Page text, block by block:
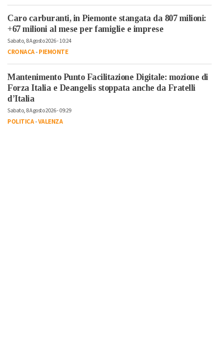
Caro carburanti, in Piemonte stangata da 807 milioni:
+67 milioni al mese per famiglie e imprese
Sabato, 8 Agosto 2026 - 10:24
CRONACA-PIEMONTE
Mantenimento Punto Facilitazione Digitale: mozione di
Forza Italia e Deangelis stoppata anche da Fratelli
d’Italia
Sabato, 8 Agosto 2026 - 09:29
POLITICA-VALENZA